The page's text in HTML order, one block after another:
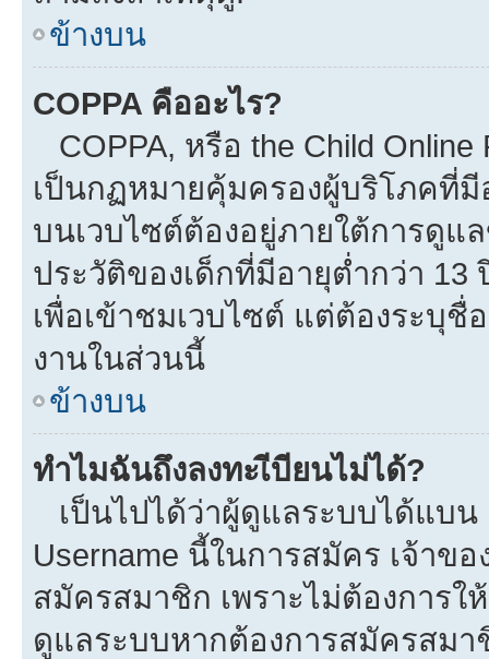
ข้างบน
COPPA คืออะไร?
COPPA, หรือ the Child Online
เป็นกฏหมายคุ้มครองผู้บริโภคที่มี
บนเวบไซต์ต้องอยู่ภายใต้การดูแ
ประวัติของเด็กที่มีอายุต่ำกว่า
เพื่อเข้าชมเวบไซต์ แต่ต้องระบุชื่
งานในส่วนนี้
ข้างบน
ทำไมฉันถึงลงทะเีบียนไม่ได้?
เป็นไปได้ว่าผู้ดูแลระบบได้แบน
Username นี้ในการสมัคร เจ้าข
สมัครสมาชิก เพราะไม่ต้องการ
ดูแลระบบหากต้องการสมัครสมา